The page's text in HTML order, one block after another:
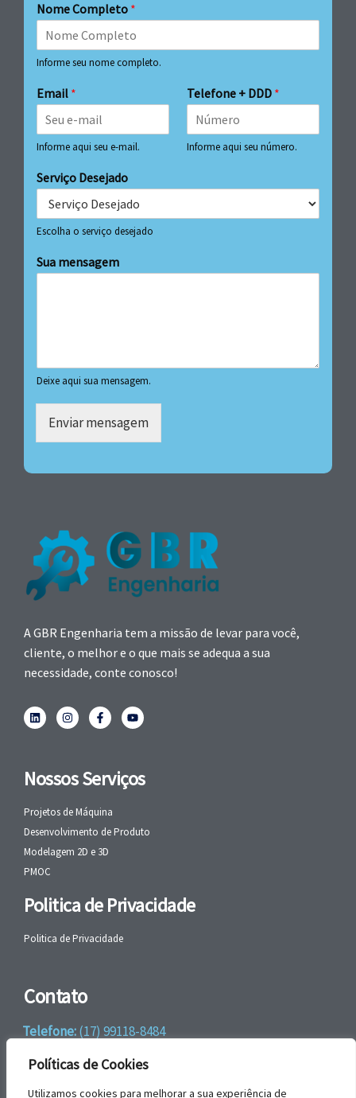
Políticas de Cookies
Utilizamos cookies para melhorar a sua experiência de
Nome Completo *
Informe seu nome completo.
Email *
Informe aqui seu e-mail.
Telefone + DDD *
Informe aqui seu número.
Serviço Desejado
Escolha o serviço desejado
Sua mensagem
Deixe aqui sua mensagem.
Enviar mensagem
A GBR Engenharia tem a missão de levar para você,
cliente, o melhor e o que mais se adequa a sua
necessidade, conte conosco!
Nossos Serviços
Projetos de Máquina
Desenvolvimento de Produto
Modelagem 2D e 3D
PMOC
Politica de Privacidade
Politica de Privacidade
Contato
Telefone:(17) 99118-8484
WhatsApp:+55 (17) 99118-8484
email:faleconosco@gbrengenharia.com